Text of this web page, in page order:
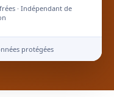
· Indépendant de
protégées